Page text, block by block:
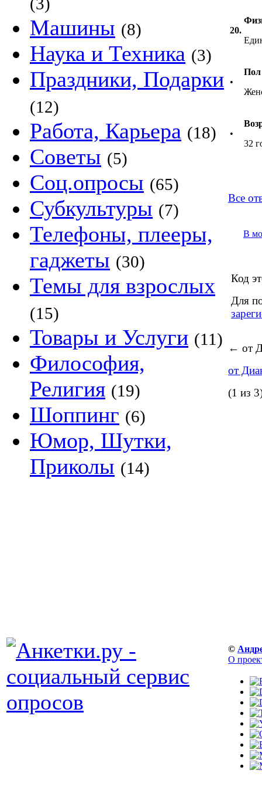
Машины (8)
Наука и Техника (3)
Праздники, Подарки
(12)
Работа, Карьера (18)
Советы (5)
Соц.опросы (65)
Субкультуры (7)
Телефоны, плееры,
гаджеты (30)
Темы для взрослых
(15)
Товары и Услуги (11)
Философия,
Религия (19)
Шоппинг (6)
Юмор, Шутки,
Приколы (14)
20.
•
Пол
•
32
Все
В
Код
Для
← от
от
(1 из
©
О